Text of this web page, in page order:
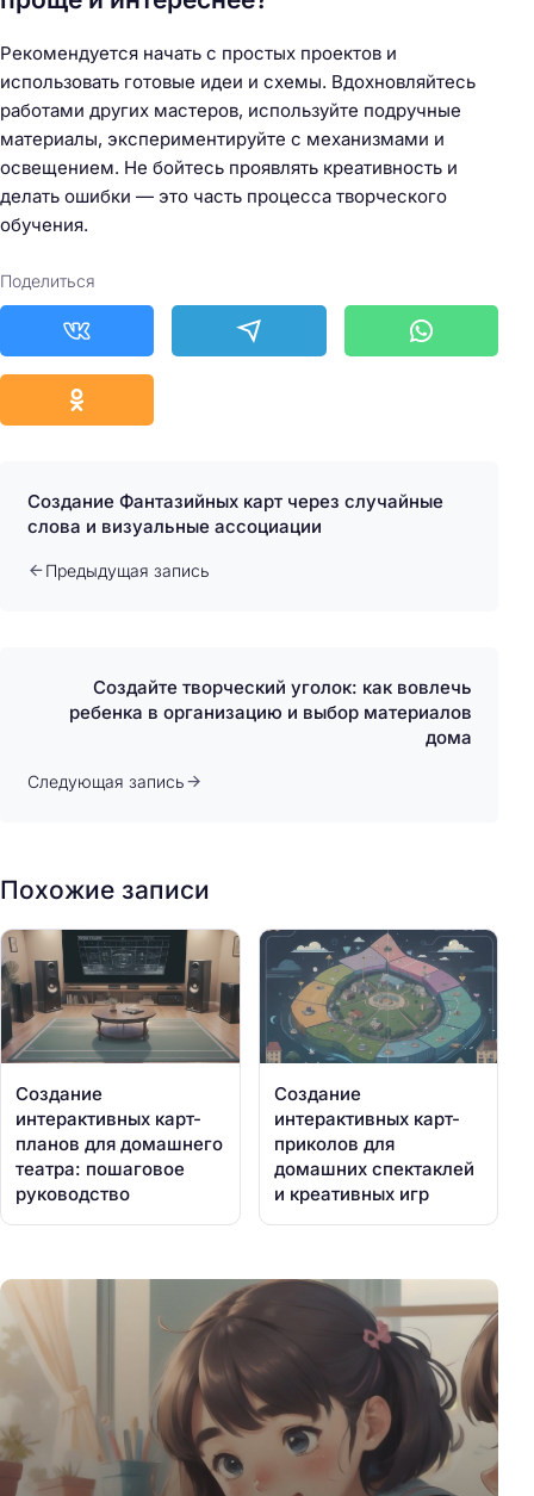
Рекомендуется начать с простых проектов и
использовать готовые идеи и схемы. Вдохновляйтесь
работами других мастеров, используйте подручные
материалы, экспериментируйте с механизмами и
освещением. Не бойтесь проявлять креативность и
делать ошибки — это часть процесса творческого
обучения.
Поделиться
Создание Фантазийных карт через случайные
слова и визуальные ассоциации
Предыдущая запись
Создайте творческий уголок: как вовлечь
ребенка в организацию и выбор материалов
дома
Следующая запись
Похожие записи
Создание
интерактивных карт-
планов для домашнего
театра: пошаговое
руководство
Создание
интерактивных карт-
приколов для
домашних спектаклей
и креативных игр